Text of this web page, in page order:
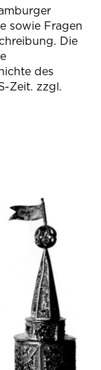
sowie Fragen
Die
des
Zeit. zzgl.